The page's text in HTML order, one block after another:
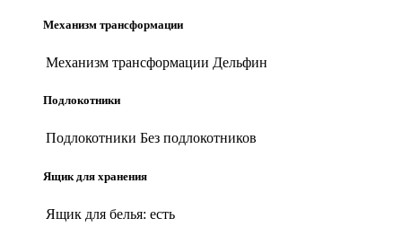
Механизм трансформации
Механизм трансформации Дельфин
Подлокотники
Подлокотники Без подлокотников
Ящик для хранения
Ящик для белья: есть